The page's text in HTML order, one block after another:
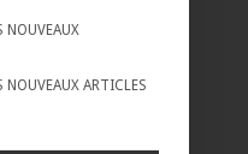
NOUVEAUX
NOUVEAUX ARTICLES